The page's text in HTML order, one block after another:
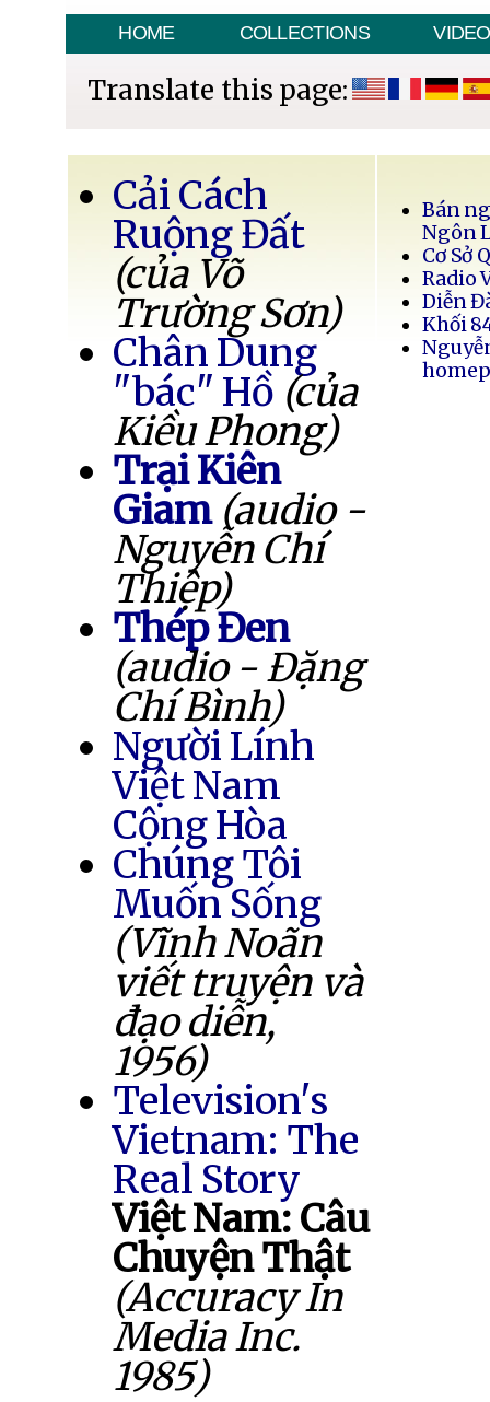
HOME COLLECTIONS VIDEO
Translate this page:
Cải Cách
Ruộng Đất
(của Võ
Trường Sơn)
Chân Dung
"bác" Hồ (của
Kiều Phong)
Trại Kiên
Giam (audio -
Nguyễn Chí
Thiệp)
Thép Đen
(audio - Đặng
Chí Bình)
Người Lính
Việt Nam
Cộng Hòa
Chúng Tôi
Muốn Sống
(Vĩnh Noãn
viết truyện và
đạo diễn,
1956)
Television's
Vietnam: The
Real Story
Việt Nam: Câu
Chuyện Thật
(Accuracy In
Media Inc.
1985)
Bán
Ngôn
Cơ Sở
Radio
Diễn
Khối